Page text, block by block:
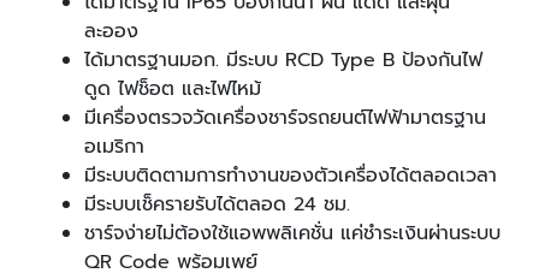
ละออง
ได้มาตรฐานมอก. มีระบบ RCD Type B ป้องกันไฟ
ดูด ไฟช็อต และไฟไหม้
มีเครื่องตรวจวัดเครื่องชาร์จรถยนต์ไฟฟ้ามาตรฐาน
อเมริกา
มีระบบติดตามการทำงานของตัวเครื่องได้ตลอดเวลา
มีระบบเช็ครายรับได้ตลอด 24 ชม.
ชาร์จง่ายไม่ต้องใช้แอพพลิเคชั่น แค่ชำระเงินผ่านระบบ
QR Code พร้อมเพย์